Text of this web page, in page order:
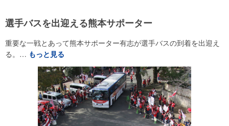
選手バスを出迎える熊本サポーター
重要な一戦とあって熊本サポーター有志が選手バスの到着を出迎え
る。… もっと見る